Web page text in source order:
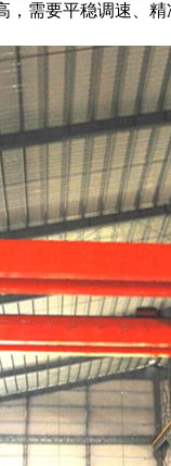
，需要平稳调速、